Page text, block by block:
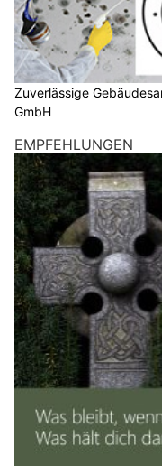
Zuverlässige
GmbH
EMPFEHLUNGEN